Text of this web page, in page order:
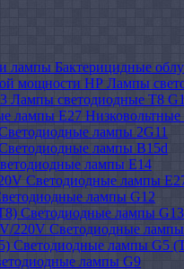
Бактерицидные
Лампы
Лампы светодиодные Т8
лампы 2G11
лампы B15d
лампы E14
Светодиодные лампы
лампы G12
Светодиодные лампы
Светодиодные
Светодиодные лампы G5
лампы G9